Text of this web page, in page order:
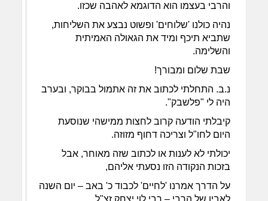
והרבי בעצמו הוא הדוגמא לאהבה שכזו.
נהיה כולנו 'שלוחים' ופשוט נבצע את השליחות,
שתביא תיכף ומיד את הגאולה האמיתית
והשלימה.
שבת שלום ומבורך!
נ.ב. התחלתי לכתוב את זה אתמול בבוקר, ובערב
היה לי "פלשבק".
קיבלתי הודעה קרוב לחצות ממישהי שנוסעת
היום לחו"ל וצריכה דחוף מזוזה.
יכולתי לא לענות או לכתוב שזה מאוחר, אבל
בזכות הנקודה הזו נסעתי אליהם,
על הדרך אמרנו 'לחיים' לכבוד כ' באב – יום השנה